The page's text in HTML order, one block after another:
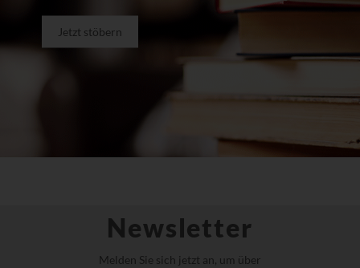
Jetzt stöbern
Newsletter
Melden Sie sich jetzt an, um über